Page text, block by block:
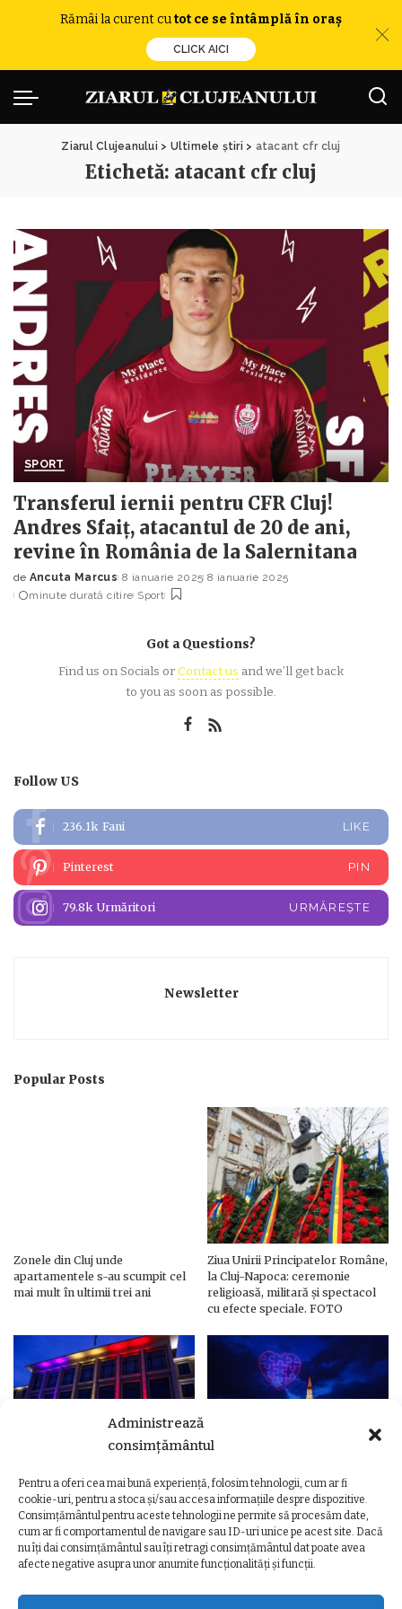
Administrează
consimțământul
Pentru a oferi cea mai bună experiență, folosim tehnologii, cum ar fi
cookie-uri, pentru a stoca și/sau accesa informațiile despre dispozitive.
Consimțământul pentru aceste tehnologii ne permite să procesăm date,
cum ar fi comportamentul de navigare sau ID-uri unice pe acest site. Dacă
nu îți dai consimțământul sau îți retragi consimțământul dat poate avea
afecte negative asupra unor anumite funcționalități și funcții.
Rămâi la curent cutot ce se întâmplă în oraș
CLICK AICI
Ziarul Clujeanului > Ultimele știri > atacant cfr cluj
Etichetă: atacant cfr cluj
SPORT
Transferul iernii pentru CFR Cluj!
Andres Sfaiț, atacantul de 20 de ani,
revine în România de la Salernitana
Posted
by
de Ancuta Marcus 8 ianuarie 2025 8 ianuarie 2025
minute durată citire Sport
Got a Questions?
Find us on Socials orContact us and we’ll get back
to you as soon as possible.
Follow US
236.1k Fani LIKE
Pinterest PIN
79.8k Urmăritori URMĂREȘTE
Newsletter
Popular Posts
Zonele din Cluj unde
apartamentele s-au scumpit cel
mai mult în ultimii trei ani
Ziua Unirii Principatelor Române,
la Cluj-Napoca: ceremonie
religioasă, militară și spectacol
cu efecte speciale. FOTO
Ziua Unirii Principatelor Române
– Clădiri și poduri din Cluj,
iluminate în culorile drapelului
Ziua Unirii la Cluj-Napoca.
Programul complet al
evenimentelor